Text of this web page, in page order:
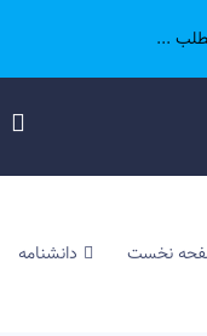
...
نخست دانشنامه